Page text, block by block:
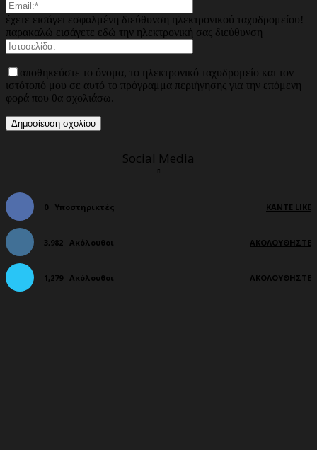
έχετε εισάγει εσφαλμένη διεύθυνση ηλεκτρονικού ταχυδρομείου!
παρακαλώ εισάγετε εδώ την ηλεκτρονική σας διεύθυνση
αποθηκεύστε το όνομα, το ηλεκτρονικό ταχυδρομείο και τον
ιστότοπό μου σε αυτό το πρόγραμμα περιήγησης για την επόμενη
φορά που θα σχολιάσω.
Social Media
0 Υποστηρικτές ΚΆΝΤΕ LIKE
3,982 Ακόλουθοι ΑΚΟΛΟΥΘΉΣΤΕ
1,279 Ακόλουθοι ΑΚΟΛΟΥΘΉΣΤΕ